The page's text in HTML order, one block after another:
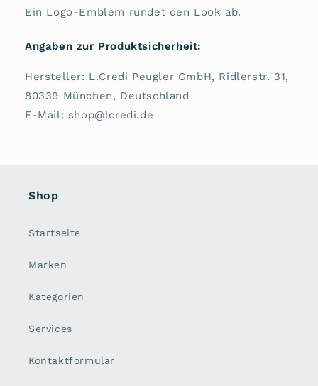
Ein Logo-Emblem rundet den Look ab.
Angaben zur Produktsicherheit:
Hersteller: L.Credi Peugler GmbH, Ridlerstr. 31,
80339 München, Deutschland
E-Mail: shop@lcredi.de
Shop
Startseite
Marken
Kategorien
Services
Kontaktformular